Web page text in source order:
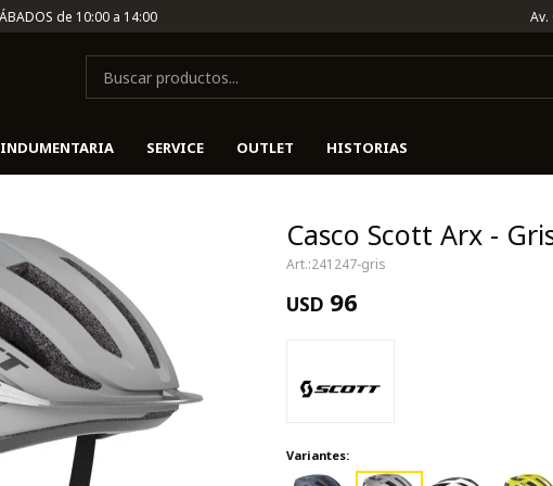
INDUMENTARIA SERVICE OUTLET HISTORIAS
de 10:00 a 14:00
Casco Scott Arx -
241247-gris
USD 96
Variantes: